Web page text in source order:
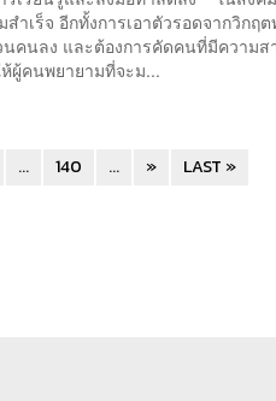
ำเร็จ อีกทั้งการเอาตัวรอดจากวิกฤต
นคนลง และต้องการคัดคนที่มีความส
ผู้คนพยายามที่จะม...
... 140 ... » LAST »